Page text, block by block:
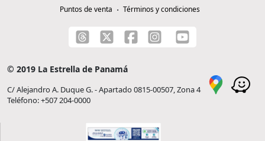
Puntos de venta
Términos y condiciones
© 2019 La Estrella de Panamá
C/ Alejandro A. Duque G. - Apartado 0815-00507, Zona 4
Teléfono: +507 204-0000